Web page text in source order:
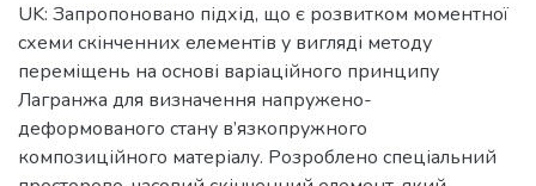
UK: Запропоновано підхід, що є розвитком моментної
схеми скінченних елементів у вигляді методу
переміщень на основі варіаційного принципу
Лагранжа для визначення напружено-
деформованого стану в’язкопружного
композиційного матеріалу. Розроблено спеціальний